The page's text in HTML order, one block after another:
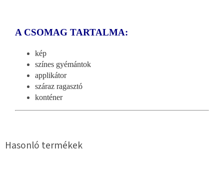
A CSOMAG TARTALMA:
kép
színes gyémántok
applikátor
száraz ragasztó
konténer